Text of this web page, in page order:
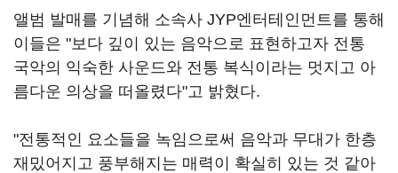
앨범 발매를 기념해 소속사 JYP엔터테인먼트를 통해
이들은 "보다 깊이 있는 음악으로 표현하고자 전통
국악의 익숙한 사운드와 전통 복식이라는 멋지고 아
름다운 의상을 떠올렸다"고 밝혔다.
"전통적인 요소들을 녹임으로써 음악과 무대가 한층
재밌어지고 풍부해지는 매력이 확실히 있는 것 같아